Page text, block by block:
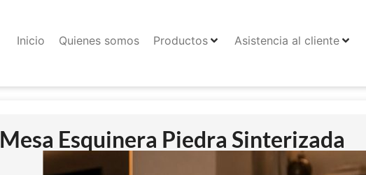
Inicio Quienes somos Productos Asistencia al cliente
Mesa Esquinera Piedra Sinterizada